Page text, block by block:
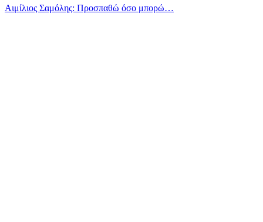
Αιμίλιος Σαμόλης: Προσπαθώ όσο μπορώ…